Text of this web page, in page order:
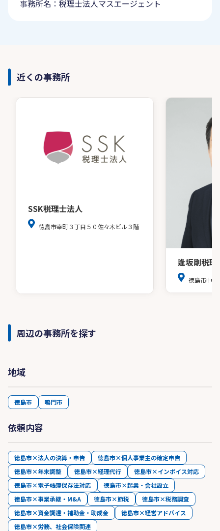
事務所名：税理士法人マスエージェント
近くの事務所
SSK税理士法人
徳島市幸町３丁目５０佐々木ビル３階
逢坂剛税理
徳島市中前
周辺の事務所を探す
地域
徳島市 鳴門市
依頼内容
徳島市×法人の決算・申告
徳島市×個人事業主の確定申告
徳島市×年末調整
徳島市×経理代行
徳島市×インボイス対応
徳島市×電子帳簿保存法対応
徳島市×起業・会社設立
徳島市×事業承継・M&A
徳島市×節税
徳島市×税務調査
徳島市×資金調達・補助金・助成金
徳島市×経営アドバイス
徳島市×労務、社会保険関連